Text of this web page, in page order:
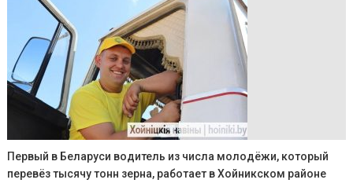
Первый в Беларуси водитель из числа молодёжи, который
перевёз тысячу тонн зерна, работает в Хойникском районе